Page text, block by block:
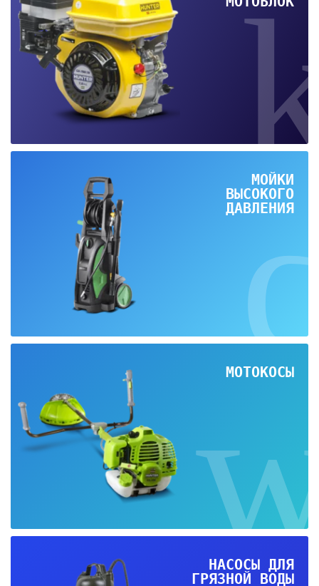
МОЙКИ
ВЫСОКОГО
ДАВЛЕНИЯ
МОТОКОСЫ
НАСОСЫ ДЛЯ
ГРЯЗНОЙ ВОДЫ